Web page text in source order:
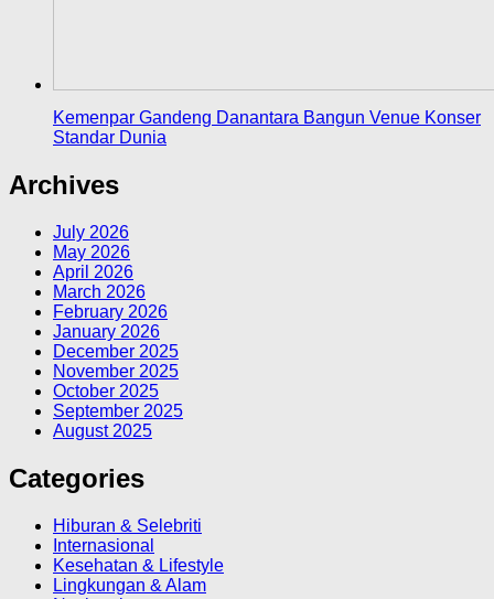
Kemenpar Gandeng Danantara Bangun Venue Konser
Standar Dunia
Archives
July 2026
May 2026
April 2026
March 2026
February 2026
January 2026
December 2025
November 2025
October 2025
September 2025
August 2025
Categories
Hiburan & Selebriti
Internasional
Kesehatan & Lifestyle
Lingkungan & Alam